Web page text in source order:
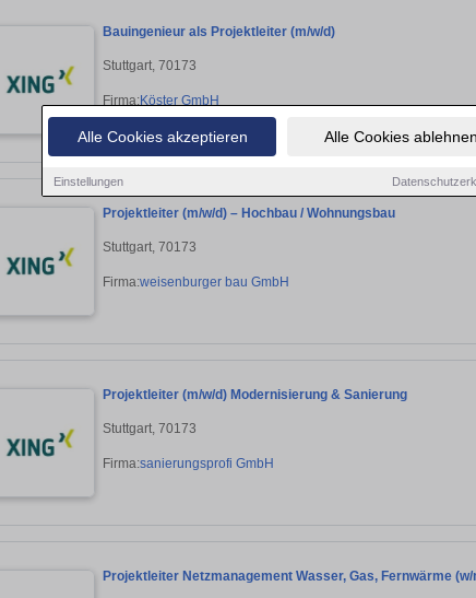
Alle Cookies akzeptieren Alle Cookies ablehnen
Einstellungen
Bauingenieur als Projektleiter (m/w/d)
Stuttgart, 70173
Firma:Köster GmbH
Projektleiter (m/w/d) – Hochbau / Wohnungsbau
Stuttgart, 70173
Firma:weisenburger bau GmbH
Projektleiter (m/w/d) Modernisierung & Sanierung
Stuttgart, 70173
Firma:sanierungsprofi GmbH
Projektleiter Netzmanagement Wasser, Gas, Fernwärme (w/